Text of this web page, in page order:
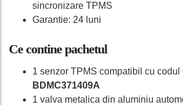
sincronizare TPMS
Garantie: 24 luni
Ce contine pachetul
1 senzor TPMS compatibil cu codul
BDMC371409A
1 valva metalica din aluminiu